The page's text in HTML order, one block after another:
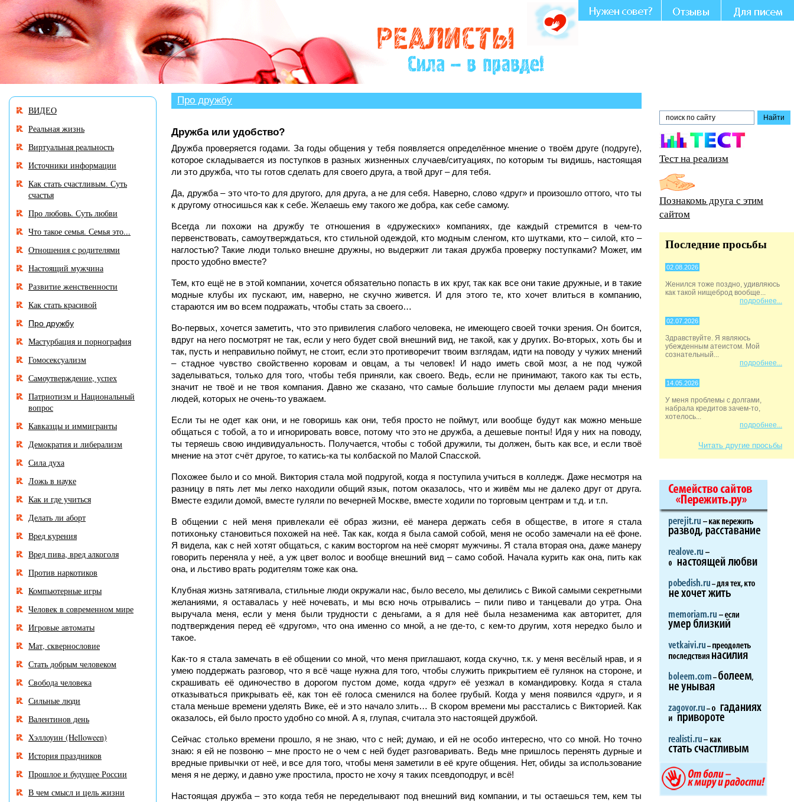
В
разделе
«Нужен
совет?»
много
историй,
авторы
которых
остро
нуждаются
в
Вашем
участии
и
совете.
Про дружбу
Дружба или удобство?
Дружба проверяется годами. За годы общения у тебя появляется определённое мнение о твоём друге (подруге),
которое складывается из поступков в разных жизненных случаев/ситуациях, по которым ты видишь, настоящая
ли это дружба, что ты готов сделать для своего друга, а твой друг – для тебя.
Да, дружба – это что-то для другого, для друга, а не для себя. Наверно, слово «друг» и произошло оттого, что ты
к другому относишься как к себе. Желаешь ему такого же добра, как себе самому.
Всегда ли похожи на дружбу те отношения в «дружеских» компаниях, где каждый стремится в чем-то
первенствовать, самоутверждаться, кто стильной одеждой, кто модным сленгом, кто шутками, кто – силой, кто –
наглостью? Такие люди только внешне дружны, но выдержит ли такая дружба проверку поступками? Может, им
просто удобно вместе?
Тем, кто ещё не в этой компании, хочется обязательно попасть в их круг, так как все они такие дружные, и в такие
модные клубы их пускают, им, наверно, не скучно живется. И для этого те, кто хочет влиться в компанию,
стараются им во всем подражать, чтобы стать за своего…
Во-первых, хочется заметить, что это привилегия слабого человека, не имеющего своей точки зрения. Он боится,
вдруг на него посмотрят не так, если у него будет свой внешний вид, не такой, как у других. Во-вторых, хоть бы и
так, пусть и неправильно поймут, не стоит, если это противоречит твоим взглядам, идти на поводу у чужих мнений
– стадное чувство свойственно коровам и овцам, а ты человек! И надо иметь свой мозг, а не под чужой
заделываться, только для того, чтобы тебя приняли, как своего. Ведь, если не принимают, такого как ты есть,
значит не твоё и не твоя компания. Давно же сказано, что самые большие глупости мы делаем ради мнения
людей, которых не очень-то уважаем.
Если ты не одет как они, и не говоришь как они, тебя просто не поймут, или вообще будут как можно меньше
общаться с тобой, а то и игнорировать вовсе, потому что это не дружба, а дешевые понты! Идя у них на поводу,
ты теряешь свою индивидуальность. Получается, чтобы с тобой дружили, ты должен, быть как все, и если твоё
мнение на этот счёт другое, то катись-ка ты колбаской по Малой Спасской.
Похожее было и со мной. Виктория стала мой подругой, когда я поступила учиться в колледж. Даже несмотря на
разницу в пять лет мы легко находили общий язык, потом оказалось, что и живём мы не далеко друг от друга.
Вместе ездили домой, вместе гуляли по вечерней Москве, вместе ходили по торговым центрам и т.д. и т.п.
В общении с ней меня привлекали её образ жизни, её манера держать себя в обществе, в итоге я стала
потихоньку становиться похожей на неё. Так как, когда я была самой собой, меня не особо замечали на её фоне.
Я видела, как с ней хотят общаться, с каким восторгом на неё сморят мужчины. Я стала вторая она, даже манеру
говорить переняла у неё, а уж цвет волос и вообще внешний вид – само собой. Начала курить как она, пить как
она, и льстиво врать родителям тоже как она.
Клубная жизнь затягивала, стильные люди окружали нас, было весело, мы делились с Викой самыми секретными
желаниями, я оставалась у неё ночевать, и мы всю ночь отрывались – пили пиво и танцевали до утра. Она
выручала меня, если у меня были трудности с деньгами, а я для неё была незаменима как авторитет, для
подтверждения перед её «другом», что она именно со мной, а не где-то, с кем-то другим, хотя нередко было и
такое.
Как-то я стала замечать в её общении со мной, что меня приглашают, когда скучно, т.к. у меня весёлый нрав, и я
умею поддержать разговор, что я всё чаще нужна для того, чтобы служить прикрытием её гулянок на стороне, и
скрашивать её одиночество в дорогом пустом доме, когда «друг» её уезжал в командировку. Когда я стала
отказываться прикрывать её, как тон её голоса сменился на более грубый. Когда у меня появился «друг», и я
стала меньше времени уделять Вике, её и это начало злить… В скором времени мы расстались с Викторией. Как
оказалось, ей было просто удобно со мной. А я, глупая, считала это настоящей дружбой.
Сейчас столько времени прошло, я не знаю, что с ней; думаю, и ей не особо интересно, что со мной. Но точно
знаю: я ей не позвоню – мне просто не о чем с ней будет разговаривать. Ведь мне пришлось перенять дурные и
вредные привычки от неё, и все для того, чтобы меня заметили в её круге общения. Нет, обиды за использование
меня я не держу, и давно уже простила, просто не хочу я таких псевдоподруг, и всё!
Настоящая дружба – это когда тебя не переделывают под внешний вид компании, и ты остаешься тем, кем ты
ВИДЕО
Реальная жизнь
Виртуальная реальность
Источники информации
Как стать счастливым. Суть
счастья
Про любовь. Суть любви
Что такое семья. Семья это...
Отношения с родителями
Настоящий мужчина
Развитие женственности
Как стать красивой
Про дружбу
Мастурбация и порнография
Гомосексуализм
Самоутверждение, успех
Патриотизм и Национальный
вопрос
Кавказцы и иммигранты
Демократия и либерализм
Сила духа
Ложь в науке
Как и где учиться
Делать ли аборт
Вред курения
Вред пива, вред алкоголя
Против наркотиков
Компьютерные игры
Человек в современном мире
Игровые автоматы
Мат, сквернословие
Стать добрым человеком
Свобода человека
Сильные люди
Валентинов день
Хэллоуин (Helloween)
История праздников
Прошлое и будущее России
В чем смысл и цель жизни
Тест на реализм
Познакомь друга с этим
сайтом
Последние просьбы
02.08.2026
Женился тоже поздно, удивляюсь
как такой нищеброд вообще...
подробнее...
02.07.2026
Здравствуйте. Я являюсь
убежденным атеистом. Мой
сознательный...
подробнее...
14.05.2026
У меня проблемы с долгами,
набрала кредитов зачем-то,
хотелось...
подробнее...
Читать другие просьбы